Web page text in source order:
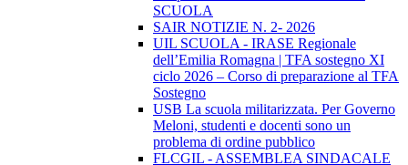
SCUOLA
SAIR NOTIZIE N. 2- 2026
UIL SCUOLA - IRASE Regionale
dell’Emilia Romagna | TFA sostegno XI
ciclo 2026 – Corso di preparazione al TFA
Sostegno
USB La scuola militarizzata. Per Governo
Meloni, studenti e docenti sono un
problema di ordine pubblico
FLCGIL - ASSEMBLEA SINDACALE